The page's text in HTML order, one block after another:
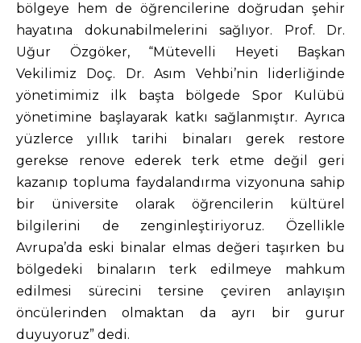
bölgeye hem de öğrencilerine doğrudan şehir
hayatına dokunabilmelerini sağlıyor. Prof. Dr.
Uğur Özgöker, “Mütevelli Heyeti Başkan
Vekilimiz Doç. Dr. Asım Vehbi’nin liderliğinde
yönetimimiz ilk başta bölgede Spor Kulübü
yönetimine başlayarak katkı sağlanmıştır. Ayrıca
yüzlerce yıllık tarihi binaları gerek restore
gerekse renove ederek terk etme değil geri
kazanıp topluma faydalandırma vizyonuna sahip
bir üniversite olarak öğrencilerin kültürel
bilgilerini de zenginleştiriyoruz. Özellikle
Avrupa’da eski binalar elmas değeri taşırken bu
bölgedeki binaların terk edilmeye mahkum
edilmesi sürecini tersine çeviren anlayışın
öncülerinden olmaktan da ayrı bir gurur
duyuyoruz” dedi.